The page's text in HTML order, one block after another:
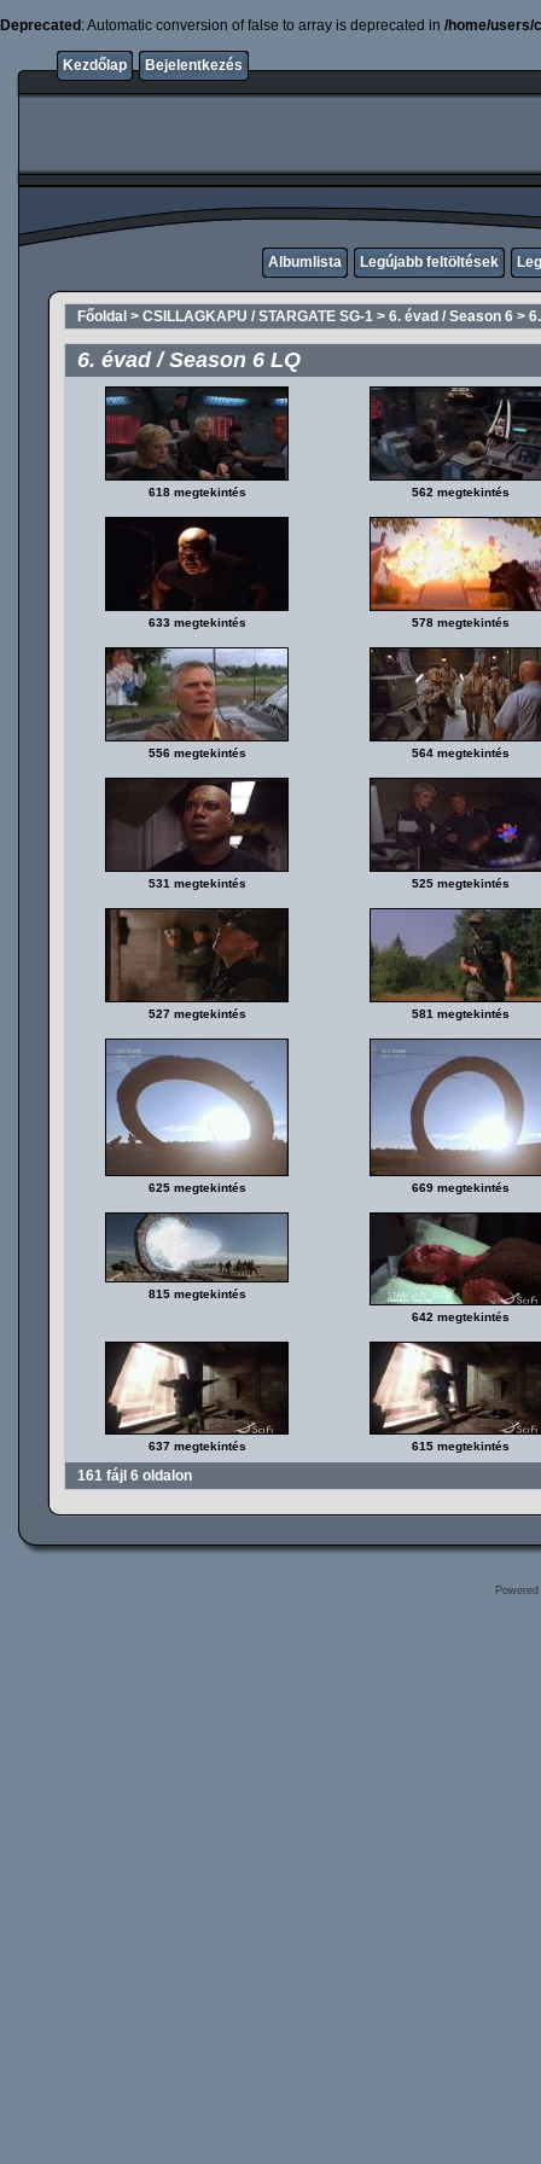
Deprecated : Automatic conversion of false to array is deprecated in /home/users/
Kezdőlap Bejelentkezés
Albumlista Legújabb feltöltések
Főoldal > CSILLAGKAPU / STARGATE SG-1 > 6. évad / Season 6 >
6. évad / Season 6 LQ
618 megtekintés 562 megtekintés
633 megtekintés 578 megtekintés
556 megtekintés 564 megtekintés
531 megtekintés 525 megtekintés
527 megtekintés 581 megtekintés
625 megtekintés 669 megtekintés
815 megtekintés
642 megtekintés
637 megtekintés 615 megtekintés
161 fájl 6 oldalon